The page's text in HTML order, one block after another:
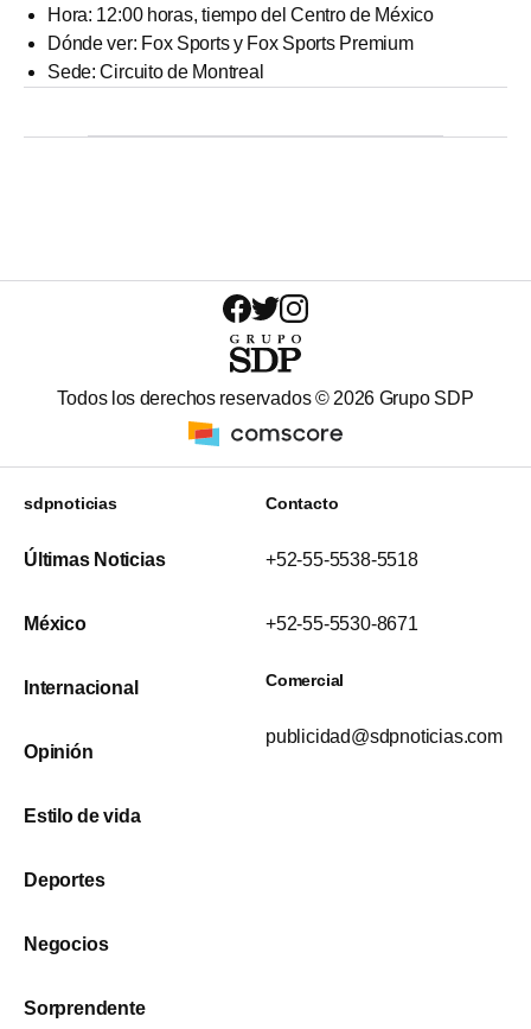
Hora: 12:00 horas, tiempo del Centro de México
Dónde ver: Fox Sports y Fox Sports Premium
Sede: Circuito de Montreal
Todos los derechos reservados © 2026 Grupo SDP
sdpnoticias
Últimas Noticias
México
Internacional
Opinión
Estilo de vida
Deportes
Negocios
Sorprendente
Contacto
+52-55-5538-5518
+52-55-5530-8671
Comercial
publicidad@sdpnoticias.com